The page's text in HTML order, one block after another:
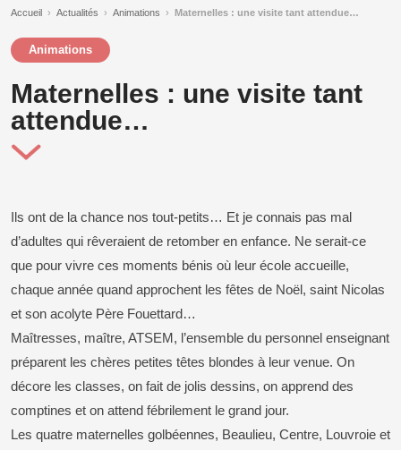
Accueil › Actualités › Animations › Maternelles : une visite tant attendue…
Animations
Maternelles : une visite tant
attendue…
Ils ont de la chance nos tout-petits… Et je connais pas mal
d’adultes qui rêveraient de retomber en enfance. Ne serait-ce
que pour vivre ces moments bénis où leur école accueille,
chaque année quand approchent les fêtes de Noël, saint Nicolas
et son acolyte Père Fouettard…
Maîtresses, maître, ATSEM, l’ensemble du personnel enseignant
préparent les chères petites têtes blondes à leur venue. On
décore les classes, on fait de jolis dessins, on apprend des
comptines et on attend fébrilement le grand jour.
Les quatre maternelles golbéennes, Beaulieu, Centre, Louvroie et